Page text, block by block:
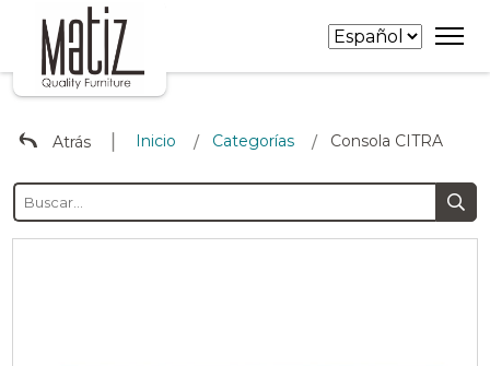
Atrás Inicio / Categorías / Consola CITRA